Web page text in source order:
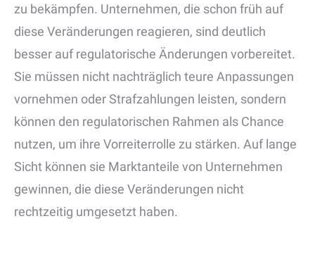
zu bekämpfen. Unternehmen, die schon früh auf
diese Veränderungen reagieren, sind deutlich
besser auf regulatorische Änderungen vorbereitet.
Sie müssen nicht nachträglich teure Anpassungen
vornehmen oder Strafzahlungen leisten, sondern
können den regulatorischen Rahmen als Chance
nutzen, um ihre Vorreiterrolle zu stärken. Auf lange
Sicht können sie Marktanteile von Unternehmen
gewinnen, die diese Veränderungen nicht
rechtzeitig umgesetzt haben.